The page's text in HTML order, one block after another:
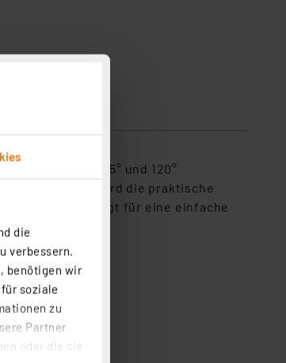
die
verbessern.
benötigen wir
soziale
zu
Partner
oder die sie
(zwischen 35° und 120°
Abgerundet wird die praktische
sorgt für eine einfache